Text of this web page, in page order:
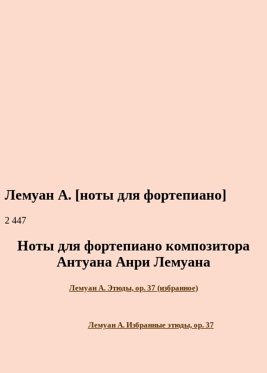
Лемуан А. [ноты для фортепиано]
2 447
Ноты для фортепиано композитора
Антуана Анри Лемуана
Лемуан А. Этюды, ор. 37 (избранное)
Лемуан А. Избранные этюды, ор. 37